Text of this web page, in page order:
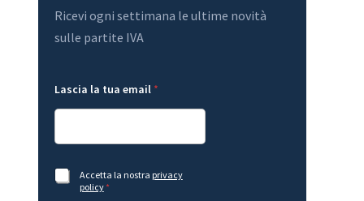
Ricevi ogni settimana le ultime novità
sulle partite IVA
a
t
m
a
a
a
m
a
Lascia la tua email *
A
c
Accetta la nostra privacy
policy*